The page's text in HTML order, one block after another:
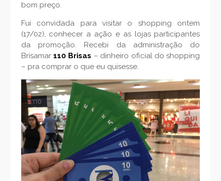
bom preço.
Fui convidada para visitar o shopping ontem
(17/02), conhecer a ação e as lojas participantes
da promoção. Recebi da administração do
Brisamar 110 Brisas – dinheiro oficial do shopping
– pra comprar o que eu quisesse.